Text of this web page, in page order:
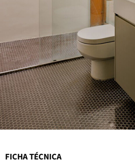
FICHA TÉCNICA